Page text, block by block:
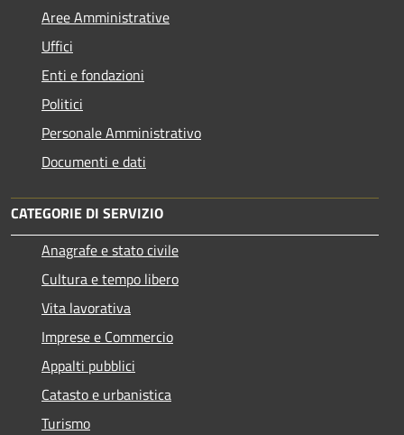
Aree Amministrative
Uffici
Enti e fondazioni
Politici
Personale Amministrativo
Documenti e dati
CATEGORIE DI SERVIZIO
Anagrafe e stato civile
Cultura e tempo libero
Vita lavorativa
Imprese e Commercio
Appalti pubblici
Catasto e urbanistica
Turismo